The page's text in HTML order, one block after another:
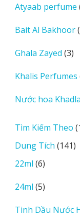
Atyaab perfume
Bait Al Bakhoor
Ghala Zayed 33
Khalis Perfumes
Nước hoa
Tìm Kiếm Theo
Dung Tích 141
22ml 66
phẩm
24ml 55
phẩm
Tinh Dầu Nước